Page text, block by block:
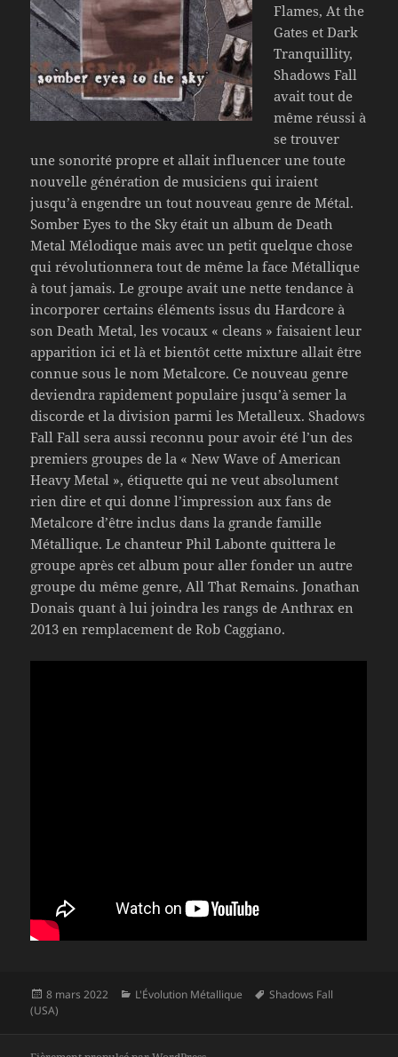
Flames, At the
Gates et Dark
Tranquillity,
Shadows Fall
avait tout de
même réussi à
se trouver
une sonorité propre et allait influencer une toute
nouvelle génération de musiciens qui iraient
jusqu’à engendre un tout nouveau genre de Métal.
Somber Eyes to the Sky était un album de Death
Metal Mélodique mais avec un petit quelque chose
qui révolutionnera tout de même la face Métallique
à tout jamais. Le groupe avait une nette tendance à
incorporer certains éléments issus du Hardcore à
son Death Metal, les vocaux « cleans » faisaient leur
apparition ici et là et bientôt cette mixture allait être
connue sous le nom Metalcore. Ce nouveau genre
deviendra rapidement populaire jusqu’à semer la
discorde et la division parmi les Metalleux. Shadows
Fall Fall sera aussi reconnu pour avoir été l’un des
premiers groupes de la « New Wave of American
Heavy Metal », étiquette qui ne veut absolument
rien dire et qui donne l’impression aux fans de
Metalcore d’être inclus dans la grande famille
Métallique. Le chanteur Phil Labonte quittera le
groupe après cet album pour aller fonder un autre
groupe du même genre, All That Remains. Jonathan
Donais quant à lui joindra les rangs de Anthrax en
2013 en remplacement de Rob Caggiano.
Publié
le
8 mars 2022 Catégories
L'Évolution Métallique
Mots-
Shadows Fall
(USA)